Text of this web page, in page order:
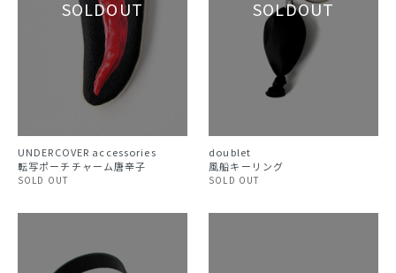
UNDERCOVER accessories
転写ポーチチャーム唐辛子
SOLD OUT
doublet
風船キーリング
SOLD OUT